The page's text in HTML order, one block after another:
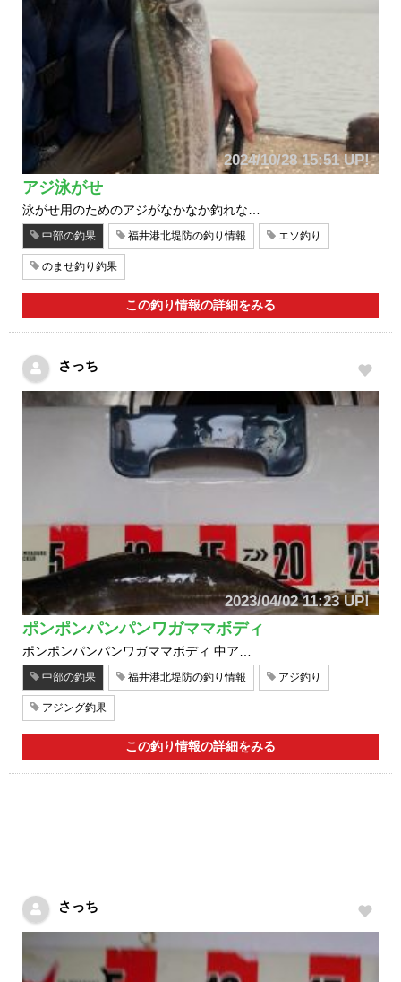
2024/10/28 15:51 UP!
アジ泳がせ
泳がせ用のためのアジがなかなか釣れな…
中部の釣果 福井港北堤防の釣り情報 エソ釣り
のませ釣り釣果
この釣り情報の詳細をみる
さっち
2023/04/02 11:23 UP!
ポンポンパンパンワガママボディ
ポンポンパンパンワガママボディ 中ア…
中部の釣果 福井港北堤防の釣り情報 アジ釣り
アジング釣果
この釣り情報の詳細をみる
さっち